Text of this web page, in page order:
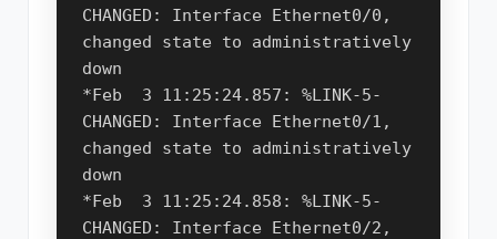
CHANGED: Interface Ethernet0/0,
changed state to administratively
down
*Feb  3 11:25:24.857: %LINK-5-
CHANGED: Interface Ethernet0/1,
changed state to administratively
down
*Feb  3 11:25:24.858: %LINK-5-
CHANGED: Interface Ethernet0/2,